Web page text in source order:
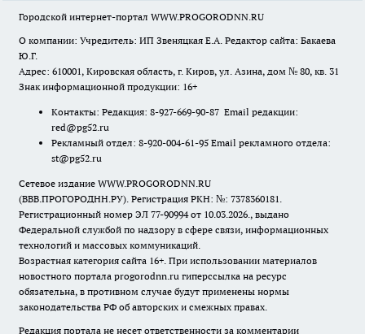
Городской интернет-портал WWW.PROGORODNN.RU
О компании: Учредитель: ИП Звеняцкая Е.А. Редактор сайта: Бакаева
Ю.Г.
Адрес: 610001, Кировская область, г. Киров, ул. Азина, дом № 80, кв. 31
Знак информационной продукции: 16+
Контакты: Редакция: 8-927-669-90-87 Email редакции:
red@pg52.ru
Рекламный отдел: 8-920-004-61-95 Email рекламного отдела:
st@pg52.ru
Сетевое издание WWW.PROGORODNN.RU
(ВВВ.ПРОГОРОДНН.РУ). Регистрация РКН: №: 7378360181.
Регистрационный номер ЭЛ 77-90994 от 10.03.2026., выдано
Федеральной службой по надзору в сфере связи, информационных
технологий и массовых коммуникаций.
Возрастная категория сайта 16+. При использовании материалов
новостного портала progorodnn.ru гиперссылка на ресурс
обязательна, в противном случае будут применены нормы
законодательства РФ об авторских и смежных правах.
Редакция портала не несет ответственности за комментарии